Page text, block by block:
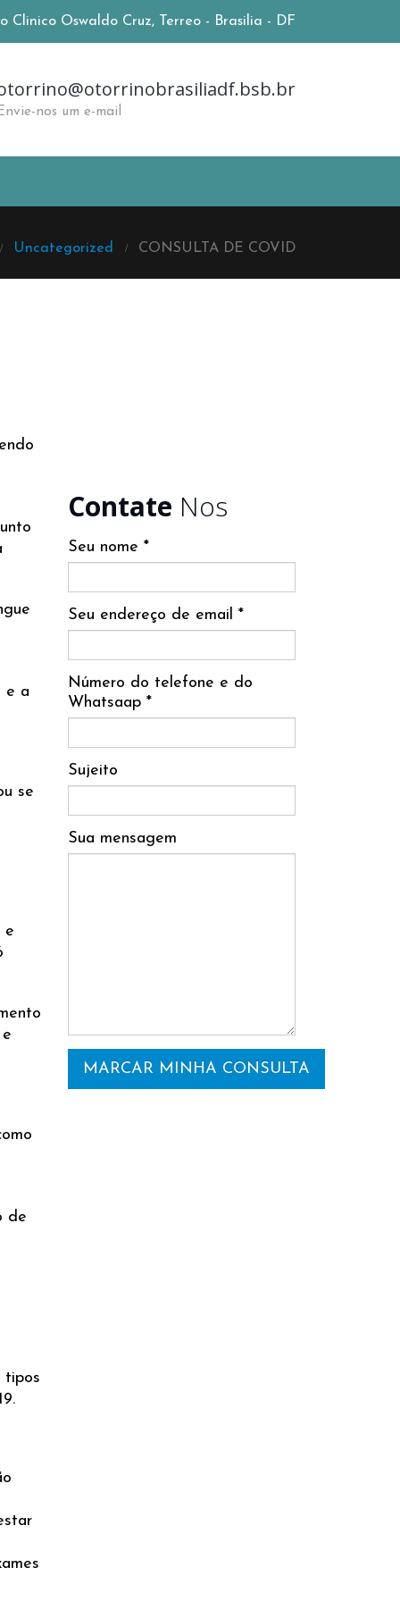
Clinico Oswaldo Cruz, Terreo - Brasilia - DF
nos um e-mail
Uncategorized CONSULTA DE COVID
e a
se
e
de
tipos
Contate Nos
Seu nome *
Seu endereço de email *
Número do telefone e do
Whatsaap *
Sujeito
Sua mensagem